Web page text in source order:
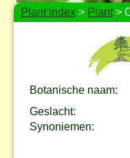
Plant Index > Plant>
Botanische naam:
Geslacht:
Synoniemen: